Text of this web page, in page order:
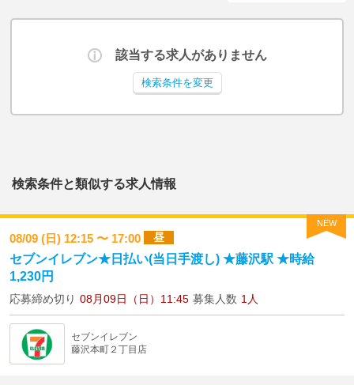
該当する求人がありません
検索条件を変更
検索条件と類似する求人情報
NEW
08/09 (日) 12:15 〜 17:00 昼
セブンイレブン★日払い(当日手渡し) ★藤沢駅 ★時給
1,230円
応募締め切り 08月09日（日）11:45 募集人数 1人
セブンイレブン
藤沢本町２丁目店